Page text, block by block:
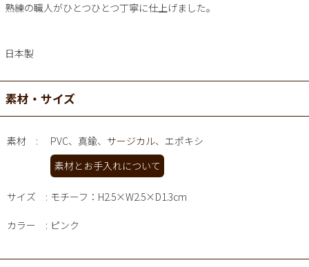
熟練の職人がひとつひとつ丁寧に仕上げました。
日本製
素材・サイズ
素材 PVC、真鍮、 サージカル、エポキシ
素材とお手入れについて
サイズ モチーフ：H2.5×W2.5×D1.3cm
カラー ピンク